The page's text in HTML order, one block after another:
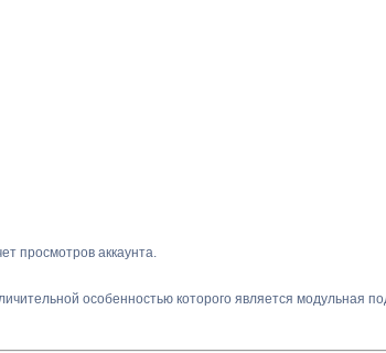
просмотров аккаунта.
особенностью которого является модульная